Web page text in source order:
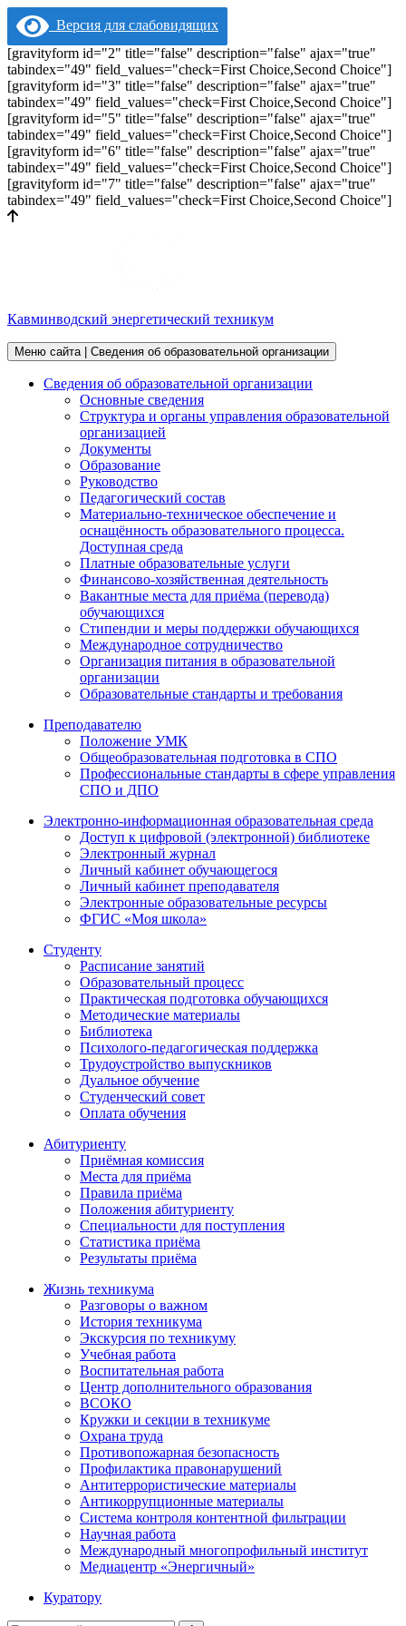
Версия для слабовидящих
[gravityform id="2" title="false" description="false" ajax="true"
tabindex="49" field_values="check=First Choice,Second Choice"]
[gravityform id="3" title="false" description="false" ajax="true"
tabindex="49" field_values="check=First Choice,Second Choice"]
[gravityform id="5" title="false" description="false" ajax="true"
tabindex="49" field_values="check=First Choice,Second Choice"]
[gravityform id="6" title="false" description="false" ajax="true"
tabindex="49" field_values="check=First Choice,Second Choice"]
[gravityform id="7" title="false" description="false" ajax="true"
tabindex="49" field_values="check=First Choice,Second Choice"]
Кавминводский энергетический техникум
Меню сайта | Сведения об образовательной организации
Сведения об образовательной организации
Основные сведения
Структура и органы управления образовательной
организацией
Документы
Образование
Руководство
Педагогический состав
Материально-техническое обеспечение и
оснащённость образовательного процесса.
Доступная среда
Платные образовательные услуги
Финансово-хозяйственная деятельность
Вакантные места для приёма (перевода)
обучающихся
Стипендии и меры поддержки обучающихся
Международное сотрудничество
Организация питания в образовательной
организации
Образовательные стандарты и требования
Преподавателю
Положение УМК
Общеобразовательная подготовка в СПО
Профессиональные стандарты в сфере управления
СПО и ДПО
Электронно-информационная образовательная среда
Доступ к цифровой (электронной) библиотеке
Электронный журнал
Личный кабинет обучающегося
Личный кабинет преподавателя
Электронные образовательные ресурсы
ФГИС «Моя школа»
Студенту
Расписание занятий
Образовательный процесс
Практическая подготовка обучающихся
Методические материалы
Библиотека
Психолого-педагогическая поддержка
Трудоустройство выпускников
Дуальное обучение
Студенческий совет
Оплата обучения
Абитуриенту
Приёмная комиссия
Места для приёма
Правила приёма
Положения абитуриенту
Специальности для поступления
Статистика приёма
Результаты приёма
Жизнь техникума
Разговоры о важном
История техникума
Экскурсия по техникуму
Учебная работа
Воспитательная работа
Центр дополнительного образования
ВСОКО
Кружки и секции в техникуме
Охрана труда
Противопожарная безопасность
Профилактика правонарушений
Антитеррористические материалы
Антикоррупционные материалы
Система контроля контентной фильтрации
Научная работа
Международный многопрофильный институт
Медиацентр «Энергичный»
Куратору